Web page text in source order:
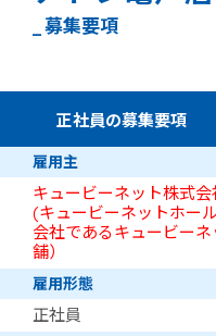
_ 募集要項
正社員の募集要項
雇用主
キュービーネット株式会
(キュービーネットホー
会社であるキュービー
舗）
雇用形態
正社員